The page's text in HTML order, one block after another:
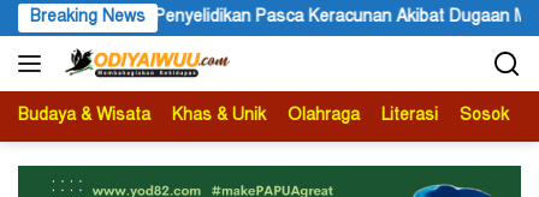
Langsung
ke
konten
Breaking NewsPasca Keracunan Akibat Dugaan Menu MBG di Depapre
Budaya & Wisata Khas & Unik Olahraga Literasi Sosok